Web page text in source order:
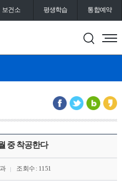
보건소 평생학습 통합예약
중 착공한다
조회수 : 1151